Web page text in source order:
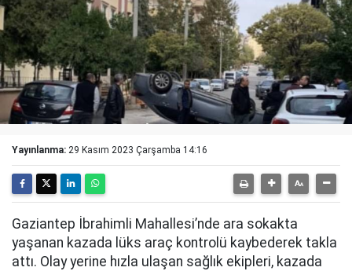
Yayınlanma: 29 Kasım 2023 Çarşamba 14:16
Gaziantep İbrahimli Mahallesi’nde ara sokakta
yaşanan kazada lüks araç kontrolü kaybederek takla
attı. Olay yerine hızla ulaşan sağlık ekipleri, kazada